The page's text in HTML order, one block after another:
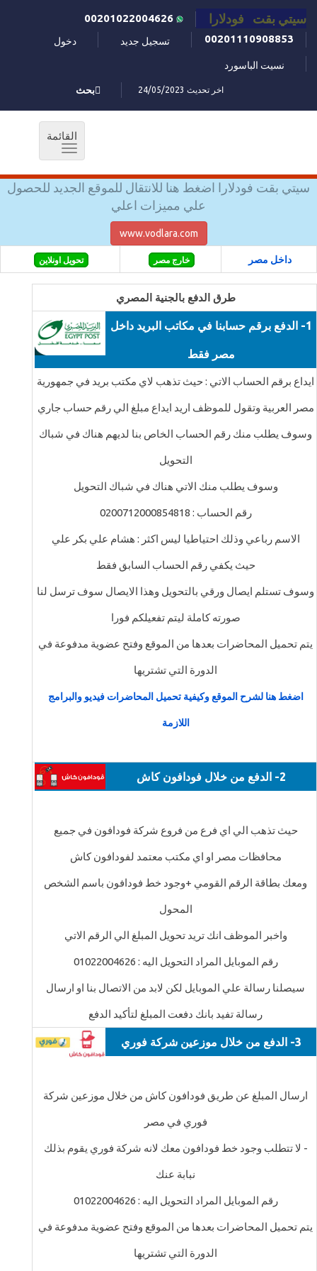
سيتي بقت فودلارا
00201110908853
تسجيل جديد دخول
نسيت الباسورد
اخر تحديث 24/05/2023 بحث
القائمة
Toggle
سيتي بقت فودلارا اضغط هنا للانتقال للموقع الجديد للحصول
علي مميزات اعلي
www.vodlara.com
داخل مصر خارج مصر تحويل اونلاين
طرق الدفع بالجنية المصري
1- الدفع برقم حسابنا في مكاتب البريد داخل
مصر فقط
ايداع برقم الحساب الاتي : حيث تذهب لاي مكتب بريد في جمهورية
مصر العربية وتقول للموظف اريد ايداع مبلغ الي رقم حساب جاري
وسوف يطلب منك رقم الحساب الخاص بنا لديهم هناك في شباك
التحويل
وسوف يطلب منك الاتي هناك في شباك التحويل
رقم الحساب : 0200712000854818
الاسم رباعي وذلك احتياطيا ليس اكثر : هشام علي بكر علي
حيث يكفي رقم الحساب السابق فقط
وسوف تستلم ايصال ورقي بالتحويل وهذا الايصال سوف ترسل لنا
صورته كاملة ليتم تفعيلكم فورا
يتم تحميل المحاضرات بعدها من الموقع وفتح عضوية مدفوعة في
الدورة التي تشتريها
اضغط هنا لشرح الموقع وكيفية تحميل المحاضرات فيديو والبرامج
اللازمة
2- الدفع من خلال فودافون كاش
حيث تذهب الي اي فرع من فروع شركة فودافون في جميع
محافظات مصر او اي مكتب معتمد لفودافون كاش
ومعك بطاقة الرقم القومي +وجود خط فودافون باسم الشخص
المحول
واخبر الموظف انك تريد تحويل المبلغ الي الرقم الاتي
رقم الموبايل المراد التحويل اليه : 01022004626
سيصلنا رسالة علي الموبايل لكن لابد من الاتصال بنا او ارسال
رسالة تفيد بانك دفعت المبلغ لتأكيد الدفع
3- الدفع من خلال موزعين شركة فوري
ارسال المبلغ عن طريق فودافون كاش من خلال موزعين شركة
فوري في مصر
- لا تتطلب وجود خط فودافون معك لانه شركة فوري يقوم بذلك
نبابة عنك
رقم الموبايل المراد التحويل اليه : 01022004626
يتم تحميل المحاضرات بعدها من الموقع وفتح عضوية مدفوعة في
الدورة التي تشتريها